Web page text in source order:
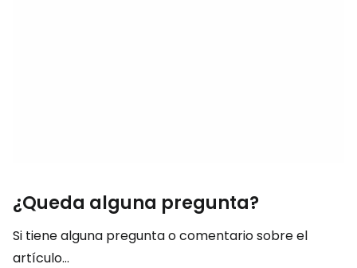
¿Queda alguna pregunta?
Si tiene alguna pregunta o comentario sobre el
artículo...